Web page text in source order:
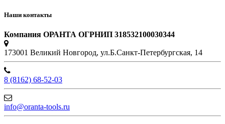
Наши контакты
Компания ОРАНТА ОГРНИП 318532100030344
173001 Великий Новгород, ул.Б.Санкт-Петербургская, 14
8 (8162) 68-52-03
info@oranta-tools.ru